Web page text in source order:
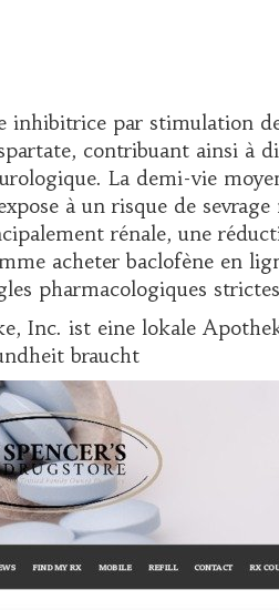
inhibitrice par stimulation
contribuant ainsi à
La demi-vie
à un risque de
rénale, une
acheter baclofène en
pharmacologiques
Inc. ist eine lokale
braucht